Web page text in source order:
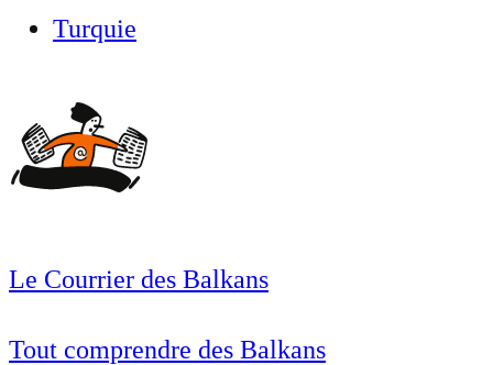
Turquie
Le Courrier des Balkans
Tout comprendre des Balkans